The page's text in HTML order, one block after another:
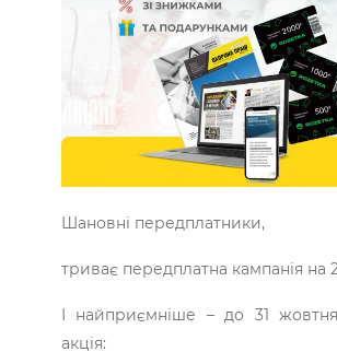
Шановні передплатники,
триває передплатна кампанія на
І найприємніше – до 31
акція: